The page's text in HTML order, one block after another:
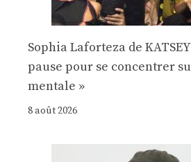
Sophia Laforteza de
pause pour se concentrer
mentale »
8 août 2026